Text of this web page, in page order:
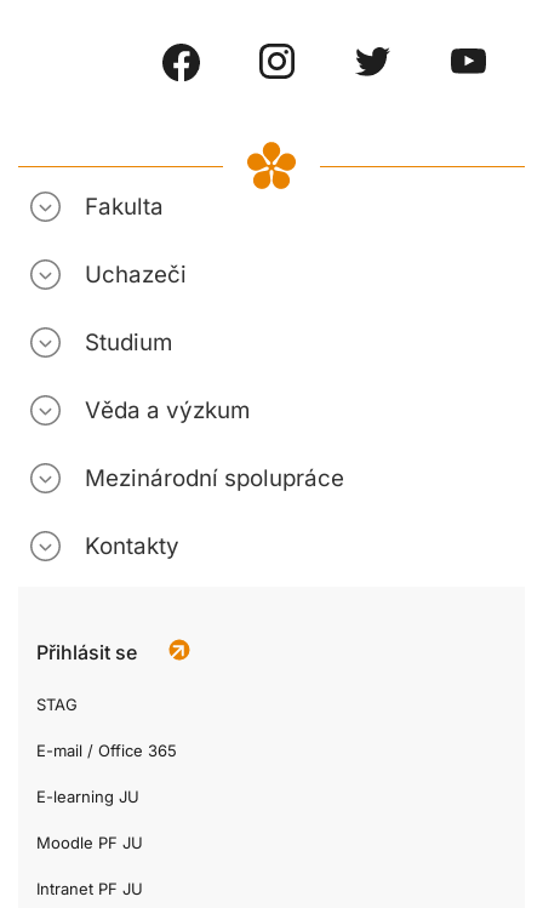
Fakulta
Uchazeči
Studium
Věda a výzkum
Mezinárodní spolupráce
Kontakty
Přihlásit se
STAG
E-mail / Office 365
E-learning JU
Moodle PF JU
Intranet PF JU